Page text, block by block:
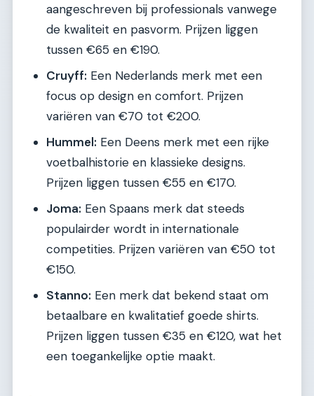
aangeschreven bij professionals vanwege
de kwaliteit en pasvorm. Prijzen liggen
tussen €65 en €190.
Cruyff: Een Nederlands merk met een
focus op design en comfort. Prijzen
variëren van €70 tot €200.
Hummel: Een Deens merk met een rijke
voetbalhistorie en klassieke designs.
Prijzen liggen tussen €55 en €170.
Joma: Een Spaans merk dat steeds
populairder wordt in internationale
competities. Prijzen variëren van €50 tot
€150.
Stanno: Een merk dat bekend staat om
betaalbare en kwalitatief goede shirts.
Prijzen liggen tussen €35 en €120, wat het
een toegankelijke optie maakt.